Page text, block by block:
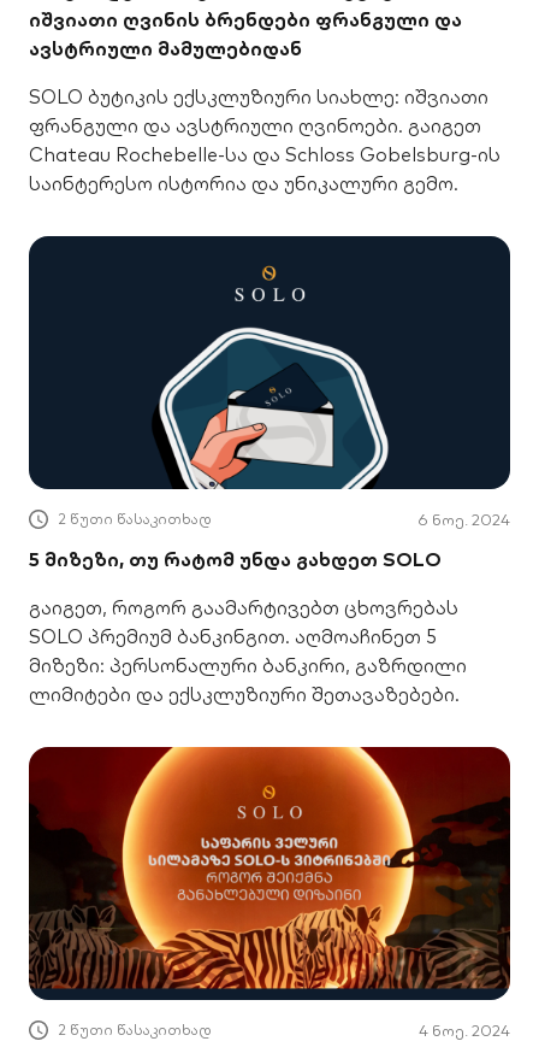
იშვიათი ღვინის ბრენდები ფრანგული და
ავსტრიული მამულებიდან
SOLO ბუტიკის ექსკლუზიური სიახლე: იშვიათი
ფრანგული და ავსტრიული ღვინოები. გაიგეთ
Chateau Rochebelle-სა და Schloss Gobelsburg-ის
საინტერესო ისტორია და უნიკალური გემო.
2 წუთი წასაკითხად 6 ნოე. 2024
5 მიზეზი, თუ რატომ უნდა გახდეთ SOLO
გაიგეთ, როგორ გაამარტივებთ ცხოვრებას
SOLO პრემიუმ ბანკინგით. აღმოაჩინეთ 5
მიზეზი: პერსონალური ბანკირი, გაზრდილი
ლიმიტები და ექსკლუზიური შეთავაზებები.
2 წუთი წასაკითხად 4 ნოე. 2024